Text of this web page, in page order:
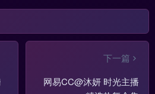
下一篇
网易CC@沐妍 时光主播